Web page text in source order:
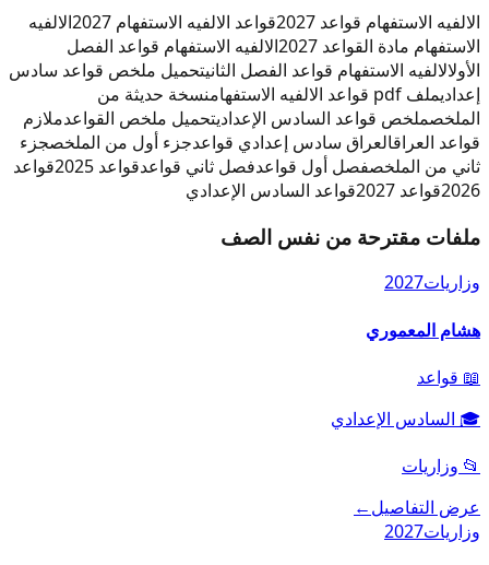
الالفيه الاستفهام قواعد 2027
قواعد الالفيه الاستفهام 2027
الالفيه
الاستفهام مادة القواعد 2027
الالفيه الاستفهام قواعد الفصل
الأولالالفيه الاستفهام قواعد الفصل الثانيتحميل ملخص قواعد سادس
إعداديملف pdf قواعد الالفيه الاستفهام
نسخة حديثة من
الملخصملخص قواعد السادس الإعداديتحميل ملخص القواعدملازم
قواعد العراقالعراق سادس إعدادي قواعدجزء أول من الملخصجزء
ثاني من الملخصفصل أول قواعدفصل ثاني قواعدقواعد 2025
قواعد
2026قواعد 2027 قواعد السادس الإعدادي
ملفات مقترحة من نفس الصف
وزاريات2027
هشام المعموري
📖 قواعد
🎓 السادس الإعدادي
📂 وزاريات
عرض التفاصيل←
وزاريات2027